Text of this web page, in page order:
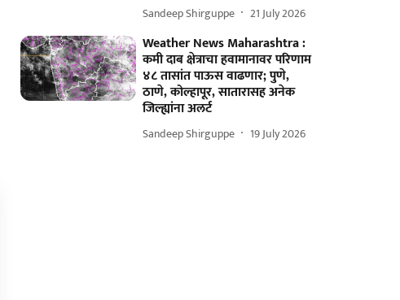
Sandeep Shirguppe 21 July 2026
Weather News Maharashtra :
कमी दाब क्षेत्राचा हवामानावर परिणाम
४८ तासांत पाऊस वाढणार; पुणे,
ठाणे, कोल्हापूर, सातारासह अनेक
जिल्ह्यांना अलर्ट
Sandeep Shirguppe 19 July 2026